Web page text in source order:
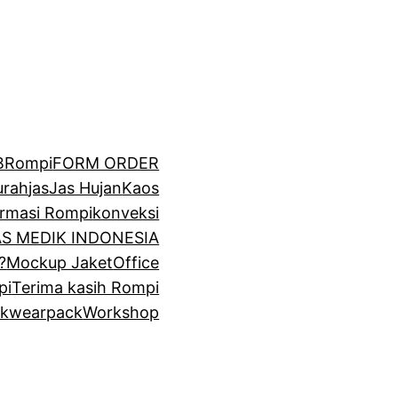
FORM ORDER
jasJas HujanKaos
Rompikonveksi
MEDIK INDONESIA
Mockup JaketOffice
Terima kasih Rompi
wearpackWorkshop